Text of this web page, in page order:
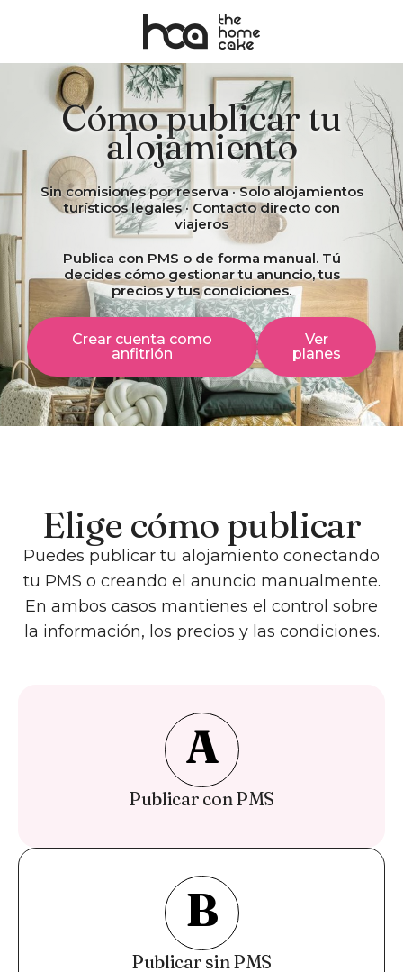
Cómo publicar tu
alojamiento
Sin comisiones por reserva · Solo alojamientos
turísticos legales · Contacto directo con
viajeros
Publica con PMS o de forma manual. Tú
decides cómo gestionar tu anuncio, tus
precios y tus condiciones.
Crear cuenta como
anfitrión
Ver
planes
Elige cómo publicar
Puedes publicar tu alojamiento conectando
tu PMS o creando el anuncio manualmente.
En ambos casos mantienes el control sobre
la información, los precios y las condiciones.
A
Publicar con PMS
B
Publicar sin PMS